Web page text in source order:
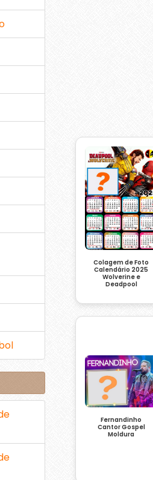
Colagem de Foto
Calendário 2025
Wolverine e
Deadpool
Fernandinho
Cantor Gospel
Moldura